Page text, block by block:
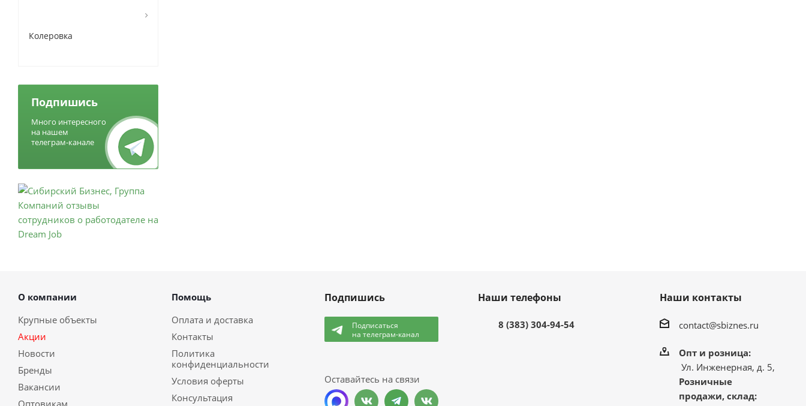
Колеровка
Подпишись
Много интересного
на нашем
телеграм-канале
О компании
Крупные объекты
Акции
Новости
Бренды
Вакансии
Оптовикам
Помощь
Оплата и доставка
Контакты
Политика
конфиденциальности
Условия оферты
Консультация
Подпишись
Подписаться
на телеграм-канал
Оставайтесь на связи
Наши телефоны
8 (383) 304-94-54
Наши контакты
contact@sbiznes.ru
Опт и розница:
Ул. Инженерная, д. 5,
Розничные
продажи, склад: